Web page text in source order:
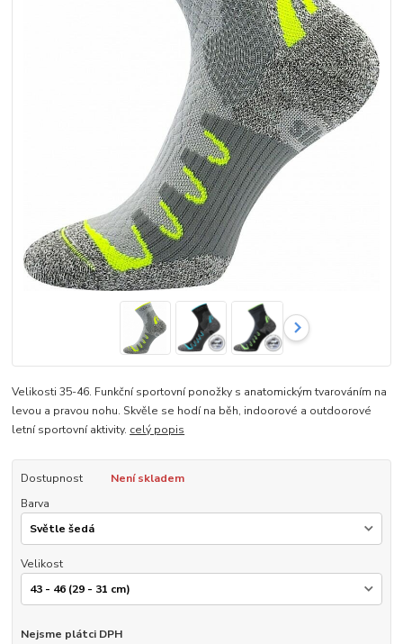
Velikosti 35-46. Funkční sportovní ponožky s anatomickým tvarováním na
levou a pravou nohu. Skvěle se hodí na běh, indoorové a outdoorové
letní sportovní aktivity. celý popis
Dostupnost
Není skladem
Barva
Velikost
Nejsme plátci DPH